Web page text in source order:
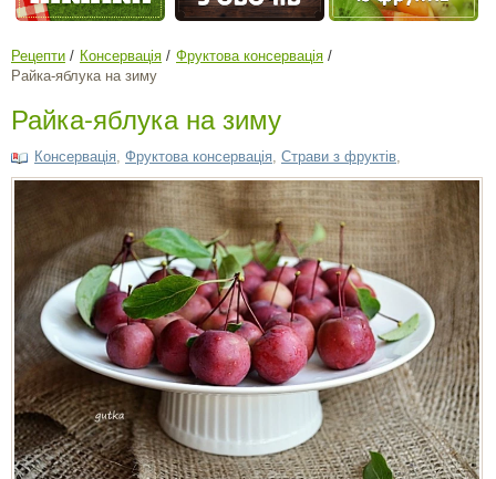
Рецепти Консервація
Фруктова консервація
Райка-яблука на зиму
Райка-яблука на зиму
Консервація Фруктова консервація Страви з фруктів